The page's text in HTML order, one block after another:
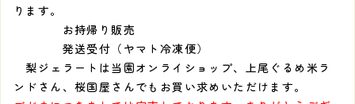
ります。
お持帰り販売
発送受付（ヤマト冷凍便）
梨ジェラートは当園オンライショップ、上尾ぐるめ米ラ
ンドさん、桜国屋さんでもお買い求めいただけます。